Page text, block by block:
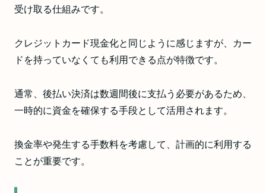
受け取る仕組みです。
クレジットカード現金化と同じように感じますが、カー
ドを持っていなくても利用できる点が特徴です。
通常、後払い決済は数週間後に支払う必要があるため、
一時的に資金を確保する手段として活用されます。
換金率や発生する手数料を考慮して、計画的に利用する
ことが重要です。